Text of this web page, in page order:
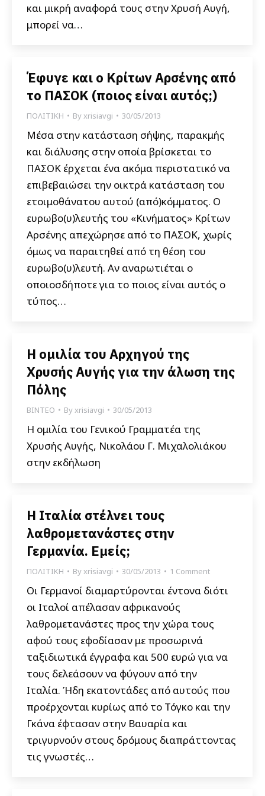
και μικρή αναφορά τους στην Χρυσή Αυγή,
μπορεί να…
Έφυγε και ο Κρίτων Αρσένης από
το ΠΑΣΟΚ (ποιος είναι αυτός;)
ΠΟΛΙΤΙΚΗ Byxrisiavgi 30/05/2013
Μέσα στην κατάσταση σήψης, παρακμής
και διάλυσης στην οποία βρίσκεται το
ΠΑΣΟΚ έρχεται ένα ακόμα περιστατικό να
επιβεβαιώσει την οικτρά κατάσταση του
ετοιμοθάνατου αυτού (από)κόμματος. Ο
ευρωβο(υ)λευτής του «Κινήματος» Κρίτων
Αρσένης απεχώρησε από το ΠΑΣΟΚ, χωρίς
όμως να παραιτηθεί από τη θέση του
ευρωβο(υ)λευτή. Αν αναρωτιέται ο
οποιοσδήποτε για το ποιος είναι αυτός ο
τύπος…
Η ομιλία του Αρχηγού της
Χρυσής Αυγής για την άλωση της
Πόλης
ΒΙΝΤΕΟ Byxrisiavgi 30/05/2013
Η ομιλία του Γενικού Γραμματέα της
Χρυσής Αυγής, Νικολάου Γ. Μιχαλολιάκου
στην εκδήλωση
Η Ιταλία στέλνει τους
λαθρομετανάστες στην
Γερμανία. Εμείς;
ΠΟΛΙΤΙΚΗ Byxrisiavgi 30/05/2013 1 Comment
Οι Γερμανοί διαμαρτύρονται έντονα διότι
οι Ιταλοί απέλασαν αφρικανούς
λαθρομετανάστες προς την χώρα τους
αφού τους εφοδίασαν με προσωρινά
ταξιδιωτικά έγγραφα και 500 ευρώ για να
τους δελεάσουν να φύγουν από την
Ιταλία. Ήδη εκατοντάδες από αυτούς που
προέρχονται κυρίως από το Τόγκο και την
Γκάνα έφτασαν στην Βαυαρία και
τριγυρνούν στους δρόμους διαπράττοντας
τις γνωστές…